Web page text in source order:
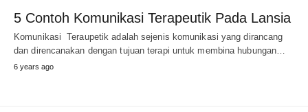
5 Contoh Komunikasi Terapeutik Pada Lansia
Komunikasi Teraupetik adalah sejenis komunikasi yang dirancang
dan direncanakan dengan tujuan terapi untuk membina hubungan…
6 years ago